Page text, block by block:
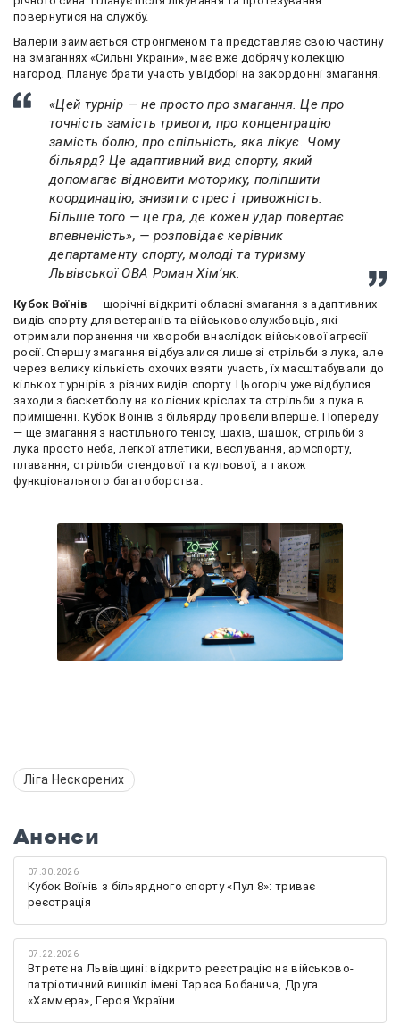
повернутися на службу.
Валерій займається стронгменом та представляє свою частину
на змаганнях «Сильні України», має вже добрячу колекцію
нагород. Планує брати участь у відборі на закордонні змагання.
«Цей турнір — не просто про змагання. Це про
точність замість тривоги, про концентрацію
замість болю, про спільність, яка лікує. Чому
більярд? Це адаптивний вид спорту, який
допомагає відновити моторику, поліпшити
координацію, знизити стрес і тривожність.
Більше того — це гра, де кожен удар повертає
впевненість», — розповідає керівник
департаменту спорту, молоді та туризму
Львівської ОВА Роман Хімʼяк.
Кубок Воїнів — щорічні відкриті обласні змагання з адаптивних
видів спорту для ветеранів та військовослужбовців, які
отримали поранення чи хвороби внаслідок військової агресії
росії. Спершу змагання відбувалися лише зі стрільби з лука, але
через велику кількість охочих взяти участь, їх масштабували до
кількох турнірів з різних видів спорту. Цьогоріч уже відбулися
заходи з баскетболу на колісних кріслах та стрільби з лука в
приміщенні. Кубок Воїнів з більярду провели вперше. Попереду
— ще змагання з настільного тенісу, шахів, шашок, стрільби з
лука просто неба, легкої атлетики, веслування, армспорту,
плавання, стрільби стендової та кульової, а також
функціонального багатоборства.
Ліга Нескорених
Анонси
07.30.2026
Кубок Воїнів з більярдного спорту «Пул 8»: триває
реєстрація
07.22.2026
Втретє на Львівщині: відкрито реєстрацію на військово-
патріотичний вишкіл імені Тараса Бобанича, Друга
«Хаммера», Героя України